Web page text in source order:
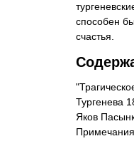
способен
счастья.
Тургенева
Яков
Примечания